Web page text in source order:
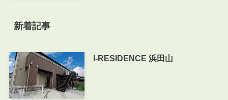
新着記事
I-RESIDENCE 浜田山